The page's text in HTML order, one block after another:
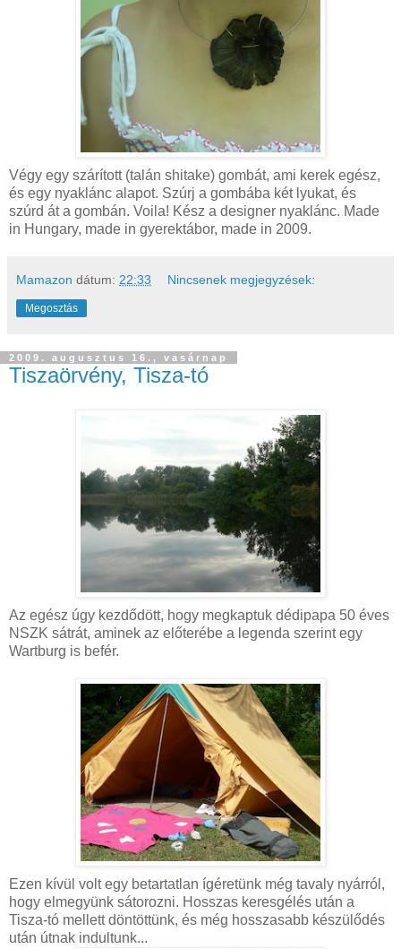
Végy egy szárított (talán shitake) gombát, ami kerek egész,
és egy nyaklánc alapot. Szúrj a gombába két lyukat, és
szúrd át a gombán. Voila! Kész a designer nyaklánc. Made
in Hungary, made in gyerektábor, made in 2009.
Mamazon dátum: 22:33 Nincsenek megjegyzések:
Megosztás
2009. augusztus 16., vasárnap
Tiszaörvény, Tisza-tó
Az egész úgy kezdődött, hogy megkaptuk dédipapa 50 éves
NSZK sátrát, aminek az előterébe a legenda szerint egy
Wartburg is befér.
Ezen kívül volt egy betartatlan ígéretünk még tavaly nyárról,
hogy elmegyünk sátorozni. Hosszas keresgélés után a
Tisza-tó mellett döntöttünk, és még hosszasabb készülődés
után útnak indultunk...